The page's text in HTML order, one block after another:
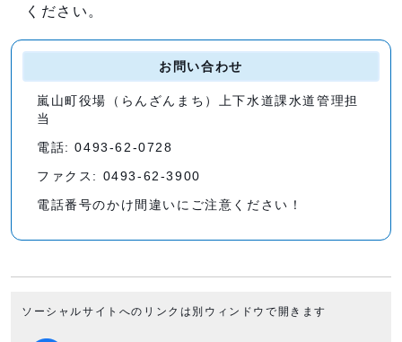
ください。
お問い合わせ
嵐山町役場（らんざんまち）上下水道課水道管理担
当
電話: 0493-62-0728
ファクス: 0493-62-3900
電話番号のかけ間違いにご注意ください！
ソーシャルサイトへのリンクは別ウィンドウで開きます